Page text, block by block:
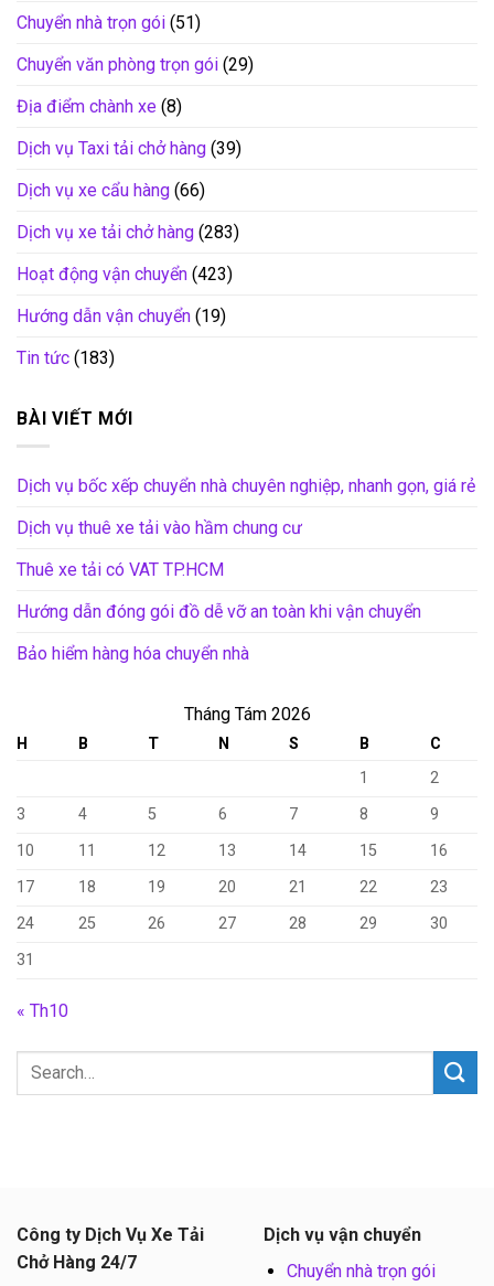
Chuyển nhà trọn gói (51)
Chuyển văn phòng trọn gói (29)
Địa điểm chành xe (8)
Dịch vụ Taxi tải chở hàng (39)
Dịch vụ xe cẩu hàng (66)
Dịch vụ xe tải chở hàng (283)
Hoạt động vận chuyển (423)
Hướng dẫn vận chuyển (19)
Tin tức (183)
BÀI VIẾT MỚI
Dịch vụ bốc xếp chuyển nhà chuyên nghiệp, nhanh gọn, giá rẻ
Dịch vụ thuê xe tải vào hầm chung cư
Thuê xe tải có VAT TP.HCM
Hướng dẫn đóng gói đồ dễ vỡ an toàn khi vận chuyển
Bảo hiểm hàng hóa chuyển nhà
Tháng Tám 2026
H B T N S B
C
1
2
3
4 5 6 7 8
9
10
11 12 13 14 15
16
17
18 19 20 21 22
23
24
25 26 27 28 29
30
31
« Th10
Công ty Dịch Vụ Xe Tải
Chở Hàng 24/7
Dịch vụ vận chuyển
Chuyển nhà trọn gói